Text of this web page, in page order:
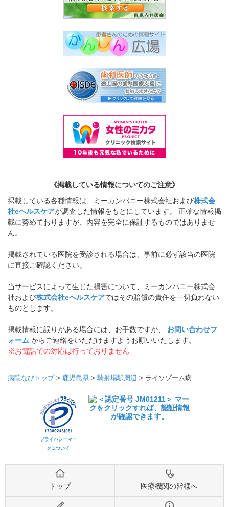
《掲載している情報についてのご注意》
掲載している各種情報は、ミーカンパニー株式会社および株式会
社eヘルスケアが調査した情報をもとにしています。 正確な情報掲
載に努めておりますが、内容を完全に保証するものではありませ
ん。
掲載されている医院を受診される場合は、事前に必ず該当の医院
に直接ご確認ください。
当サービスによって生じた損害について、ミーカンパニー株式会
社および株式会社eヘルスケアではその賠償の責任を一切負わない
ものとします。
掲載情報に誤りがある場合には、お手数ですが、 お問い合わせフ
ォーム からご連絡をいただけますようお願いいたします。
※お電話での対応は行っておりません
病院なびトップ> 鹿児島県 >騎射場駅周辺 > ライソゾーム病
プライバシーマー
クについて
トップ 医療機関の皆様へ